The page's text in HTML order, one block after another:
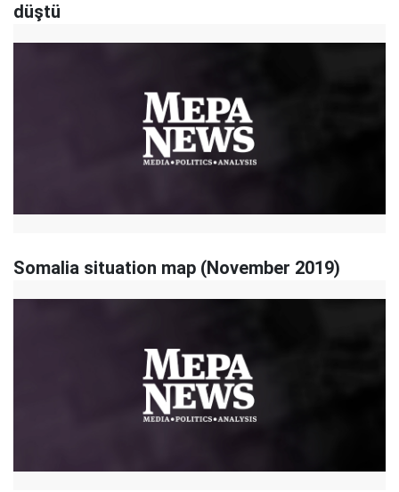
düştü
Somalia situation map (November 2019)